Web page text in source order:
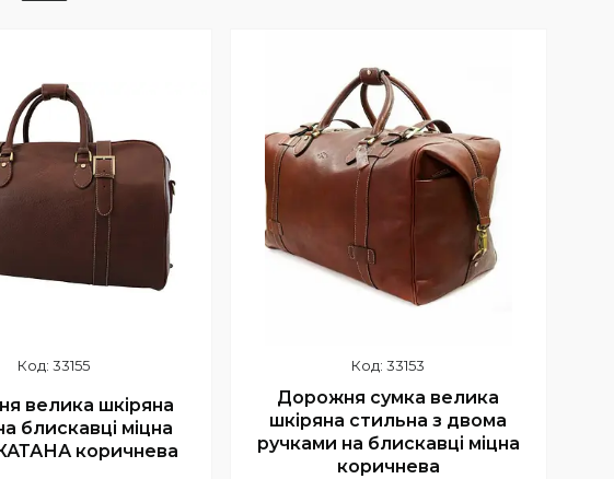
33155
велика шкіряна
блискавці міцна
коричнева
33153
Дорожня сумка велика
шкіряна стильна з двома
ручками на блискавці міцна
коричнева